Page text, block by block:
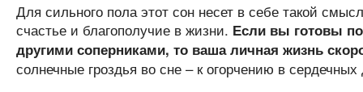
Для сильного пола этот сон несет в себе такой
счастье и благополучие в жизни. Если вы готовы
другими соперниками, то ваша личная жизнь
солнечные гроздья во сне – к огорчению в сердечных